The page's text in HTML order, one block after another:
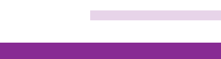
3 estratégias para
o vazio interior!